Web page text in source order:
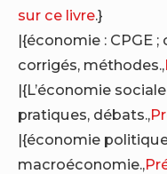
sur ce livre.}
|{économie : CPGE
corrigés, méthodes.,
|{L’économie
pratiques, débats.,
|{économie
macroéconomie.,